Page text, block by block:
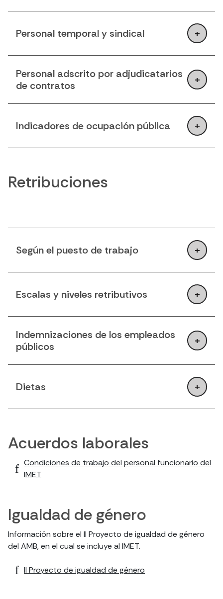
Personal temporal y sindical
Personal adscrito por adjudicatarios
de contratos
Indicadores de ocupación pública
Retribuciones
Según el puesto de trabajo
Escalas y niveles retributivos
Indemnizaciones de los empleados
públicos
Dietas
Acuerdos laborales
Condiciones de trabajo del personal funcionario del
IMET
Igualdad de género
Información sobre el II Proyecto de igualdad de género
del AMB, en el cual se incluye al IMET.
II Proyecto de igualdad de género